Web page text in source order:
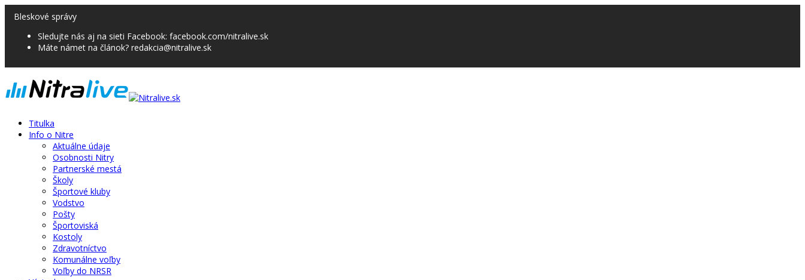
Bleskové správy
Sledujte nás aj na sieti Facebook: facebook.com/nitralive.sk
Máte námet na článok? redakcia@nitralive.sk
Titulka
Info o Nitre
Aktuálne údaje
Osobnosti Nitry
Partnerské mestá
Školy
Športové kluby
Vodstvo
Pošty
Športoviská
Kostoly
Zdravotníctvo
Komunálne voľby
Voľby do NRSR